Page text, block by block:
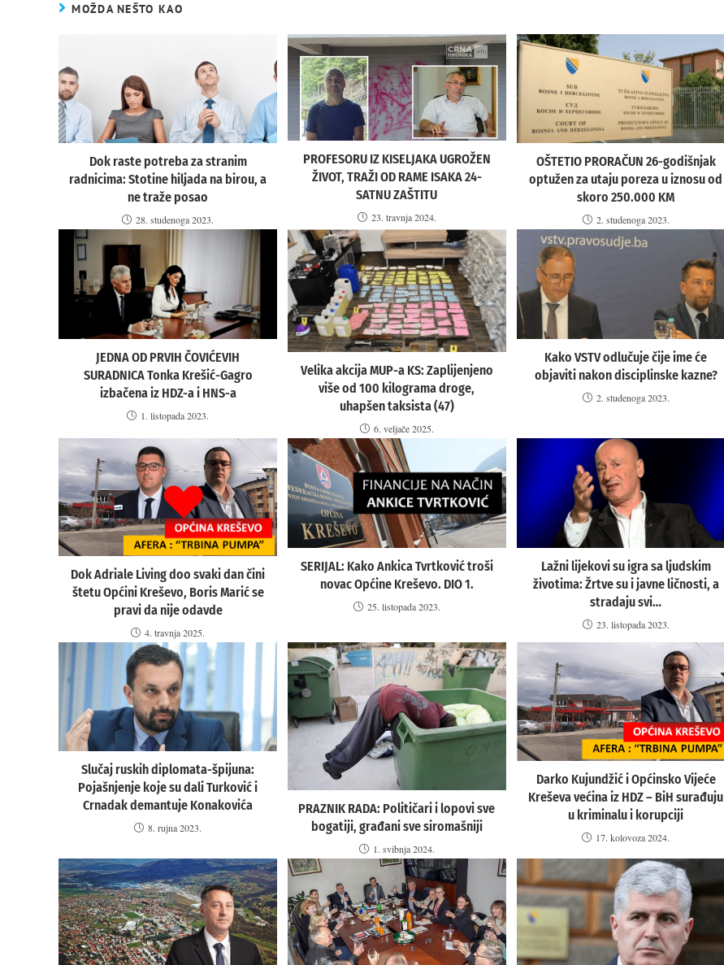
MOŽDA NEŠTO KAO
Dok raste potreba za stranim
radnicima: Stotine hiljada na birou, a
ne traže posao
28. studenoga 2023.
PROFESORU IZ KISELJAKA UGROŽEN
ŽIVOT, TRAŽI OD RAME ISAKA 24-
SATNU ZAŠTITU
23. travnja 2024.
OŠTETIO PRORAČUN 26-godišnjak
optužen za utaju poreza u iznosu od
skoro 250.000 KM
2. studenoga 2023.
JEDNA OD PRVIH ČOVIĆEVIH
SURADNICA Tonka Krešić-Gagro
izbačena iz HDZ-a i HNS-a
1. listopada 2023.
Velika akcija MUP-a KS: Zaplijenjeno
više od 100 kilograma droge,
uhapšen taksista (47)
6. veljače 2025.
Kako VSTV odlučuje čije ime će
objaviti nakon disciplinske kazne?
2. studenoga 2023.
Dok Adriale Living doo svaki dan čini
štetu Općini Kreševo, Boris Marić se
pravi da nije odavde
4. travnja 2025.
SERIJAL: Kako Ankica Tvrtković troši
novac Općine Kreševo. DIO 1.
25. listopada 2023.
Lažni lijekovi su igra sa ljudskim
životima: Žrtve su i javne ličnosti, a
stradaju svi…
23. listopada 2023.
Slučaj ruskih diplomata-špijuna:
Pojašnjenje koje su dali Turković i
Crnadak demantuje Konakovića
8. rujna 2023.
PRAZNIK RADA: Političari i lopovi sve
bogatiji, građani sve siromašniji
1. svibnja 2024.
Darko Kujundžić i Općinsko Vijeće
Kreševa većina iz HDZ – BiH surađuju
u kriminalu i korupciji
17. kolovoza 2024.